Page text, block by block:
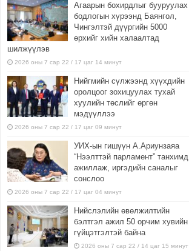
Агаарын бохирдлыг бууруулах
бодлогын хүрээнд Баянгол,
Чингэлтэй дүүргийн 5000
өрхийг хийн халаалтад
шилжүүлэв
2026 оны 7 сар 22 / 17 цаг 14 минут
Нийгмийн сүлжээнд хүүхдийн
оролцоог зохицуулах тухай
хуулийн төслийг өргөн
мэдүүллээ
2026 оны 7 сар 22 / 17 цаг 09 минут
УИХ-ын гишүүн А.Ариунзаяа
“Нээлттэй парламент” танхимд
ажиллаж, иргэдийн саналыг
сонслоо
2026 оны 7 сар 22 / 17 цаг 04 минут
Нийслэлийн өвөлжилтийн
бэлтгэл ажил 50 орчим хувийн
гүйцэтгэлтэй байна
2026 оны 7 сар 22 / 14 цаг 15 минут